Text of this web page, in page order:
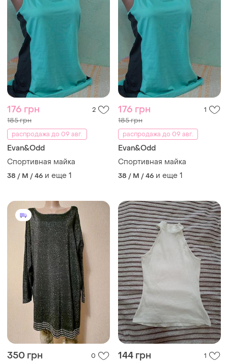
176 грн 2
185 грн
распродажа до 09 авг.
Evan&Odd
Спортивная майка
38 / M / 46 и еще 1
176 грн 1
185 грн
распродажа до 09 авг.
Evan&Odd
Спортивная майка
38 / M / 46 и еще 1
350 грн
0
144 грн 1